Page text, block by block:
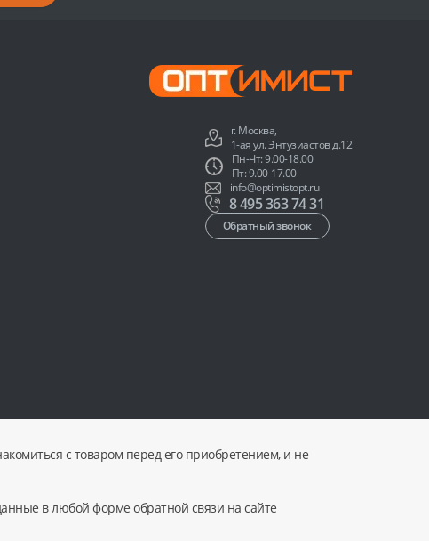
г. Москва,
1-ая ул. Энтузиастов д.12
Пн-Чт: 9.00-18.00
Пт: 9.00-17.00
info@optimistopt.ru
8 495 363 74 31
Обратный звонок
с товаром перед его приобретением, и не
в любой форме обратной связи на сайте